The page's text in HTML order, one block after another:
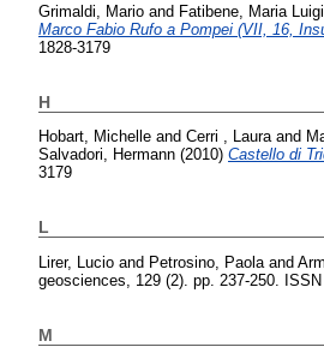
Grimaldi, Mario and Fatibene, Maria
Marco Fabio Rufo a Pompei (VII, 16,
1828-3179
H
Hobart, Michelle and Cerri , Laura and
Salvadori, Hermann (2010) Castello di
3179
L
Lirer, Lucio and Petrosino, Paolaand
geosciences, 129 (2). pp. 237-250.
M